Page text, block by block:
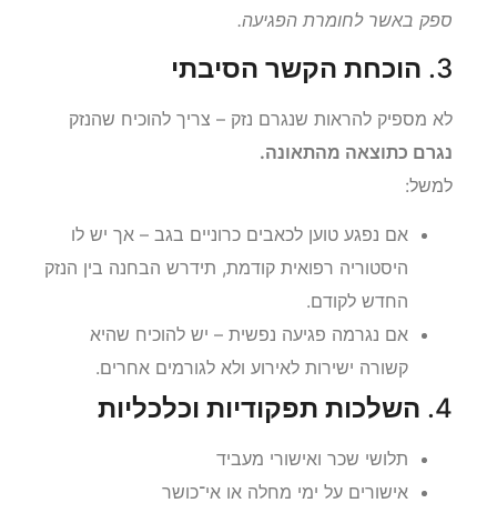
ספק באשר לחומרת הפגיעה.
3. הוכחת הקשר הסיבתי
לא מספיק להראות שנגרם נזק – צריך להוכיח שהנזק
נגרם כתוצאה מהתאונה.
למשל:
אם נפגע טוען לכאבים כרוניים בגב – אך יש לו
היסטוריה רפואית קודמת, תידרש הבחנה בין הנזק
החדש לקודם.
אם נגרמה פגיעה נפשית – יש להוכיח שהיא
קשורה ישירות לאירוע ולא לגורמים אחרים.
4. השלכות תפקודיות וכלכליות
תלושי שכר ואישורי מעביד
אישורים על ימי מחלה או אי־כושר